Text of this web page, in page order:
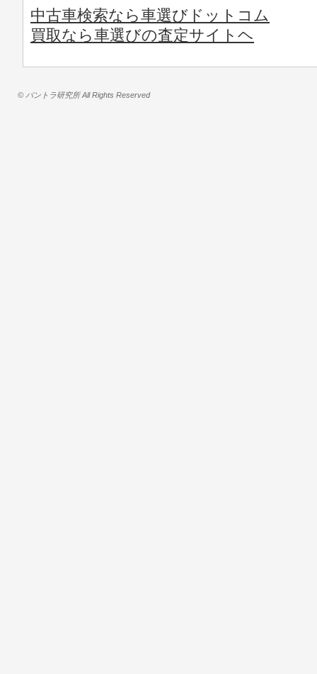
中古車検索なら車選びドットコム
買取なら車選びの査定サイトヘ
© バントラ研究所 All Rights Reserved